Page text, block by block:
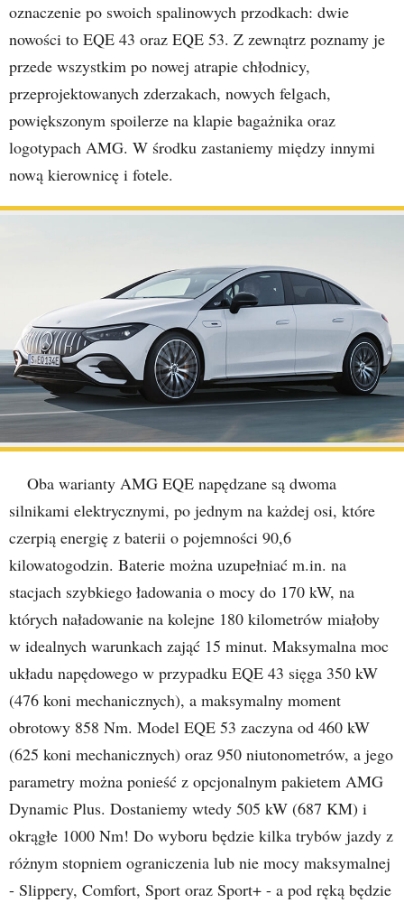
oznaczenie po swoich spalinowych przodkach: dwie
nowości to EQE 43 oraz EQE 53. Z zewnątrz poznamy je
przede wszystkim po nowej atrapie chłodnicy,
przeprojektowanych zderzakach, nowych felgach,
powiększonym spoilerze na klapie bagażnika oraz
logotypach AMG. W środku zastaniemy między innymi
nową kierownicę i fotele.
Oba warianty AMG EQE napędzane są dwoma
silnikami elektrycznymi, po jednym na każdej osi, które
czerpią energię z baterii o pojemności 90,6
kilowatogodzin. Baterie można uzupełniać m.in. na
stacjach szybkiego ładowania o mocy do 170 kW, na
których naładowanie na kolejne 180 kilometrów miałoby
w idealnych warunkach zająć 15 minut. Maksymalna moc
układu napędowego w przypadku EQE 43 sięga 350 kW
(476 koni mechanicznych), a maksymalny moment
obrotowy 858 Nm. Model EQE 53 zaczyna od 460 kW
(625 koni mechanicznych) oraz 950 niutonometrów, a jego
parametry można ponieść z opcjonalnym pakietem AMG
Dynamic Plus. Dostaniemy wtedy 505 kW (687 KM) i
okrągłe 1000 Nm! Do wyboru będzie kilka trybów jazdy z
różnym stopniem ograniczenia lub nie mocy maksymalnej
- Slippery, Comfort, Sport oraz Sport+ - a pod ręką będzie